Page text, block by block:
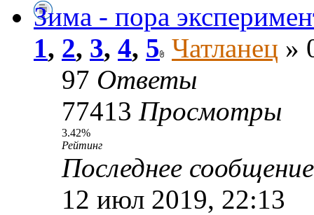
Зима - пора
1, 2, 3, 4, 5 Чатланец »
97 Ответы
77413 Просмотры
3.42%
Рейтинг
Последнее
12 июл 2019, 22:13